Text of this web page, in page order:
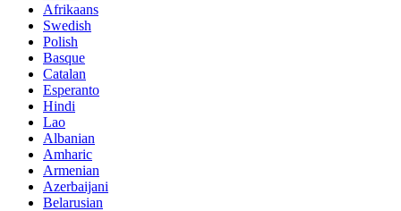
Afrikaans
Swedish
Polish
Basque
Catalan
Esperanto
Hindi
Lao
Albanian
Amharic
Armenian
Azerbaijani
Belarusian